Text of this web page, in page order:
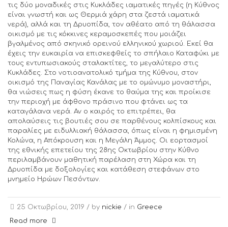
τις δύο μοναδικές στις Κυκλάδες ιαματικές πηγές (η Κύθνος
είναι γνωστή και ως Θερμιά χάρη στα ζεστά ιαματικά
νερά), αλλά και τη Δρυοπίδα, τον αθέατο από τη θάλασσα
οικισμό με τις κόκκινες κεραμοσκεπές που μοιάζει
βγαλμένος από σκηνικό ορεινού ελληνικού χωριού. Εκεί θα
έχεις την ευκαιρία να επισκεφθείς το σπήλαιο Καταφύκι με
τους εντυπωσιακούς σταλακτίτες, το μεγαλύτερο στις
Κυκλάδες. Στο νοτιοανατολικό τμήμα της Κύθνου, στον
οικισμό της Παναγίας Κανάλας με το ομώνυμο μοναστήρι,
θα νιώσεις πως η φύση έκανε το θαύμα της και προίκισε
την περιοχή με άφθονο πράσινο που φτάνει ως τα
καταγάλανα νερά. Αν ο καιρός το επιτρέπει, θα
απολαύσεις τις βουτιές σου σε παρθένους κολπίσκους και
παραλίες με ειδυλλιακή θάλασσα, όπως είναι η φημισμένη
Κολώνα, η Απόκρουση και η Μεγάλη Άμμος. Οι εορτασμοί
της εθνικής επετείου της 28ης Οκτωβρίου στην Κύθνο
περιλαμβάνουν μαθητική παρέλαση στη Χώρα και τη
Δρυοπίδα με δοξολογίες και κατάθεση στεφάνων στο
μνημείο Ηρώων Πεσόντων.
25 Οκτωβρίου, 2019 / by nickie / in Greece
Read more